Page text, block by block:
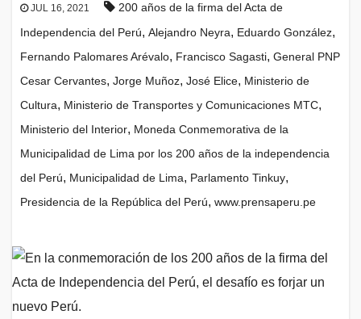
JUL 16, 2021
200 años de la firma del Acta de
Independencia del Perú, Alejandro Neyra, Eduardo González,
Fernando Palomares Arévalo, Francisco Sagasti, General PNP
Cesar Cervantes, Jorge Muñoz, José Elice, Ministerio de
Cultura, Ministerio de Transportes y Comunicaciones MTC,
Ministerio del Interior, Moneda Conmemorativa de la
Municipalidad de Lima por los 200 años de la independencia
del Perú, Municipalidad de Lima, Parlamento Tinkuy,
Presidencia de la República del Perú, www.prensaperu.pe